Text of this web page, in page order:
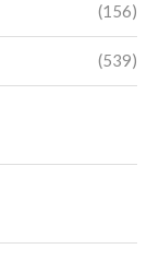
(156)
(539)